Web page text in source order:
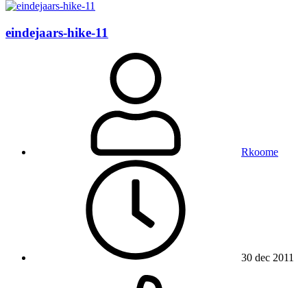
eindejaars-hike-11
Rkoome
30 dec 2011